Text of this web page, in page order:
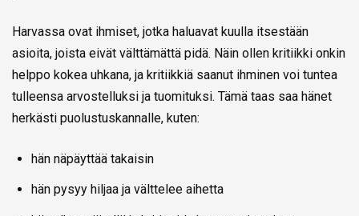
Harvassa ovat ihmiset, jotka haluavat kuulla itsestään
asioita, joista eivät välttämättä pidä. Näin ollen kritiikki onkin
helppo kokea uhkana, ja kritiikkiä saanut ihminen voi tuntea
tulleensa arvostelluksi ja tuomituksi. Tämä taas saa hänet
herkästi puolustuskannalle, kuten:
hän näpäyttää takaisin
hän pysyy hiljaa ja välttelee aihetta